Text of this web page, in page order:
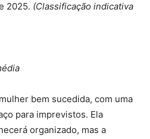
2025. (Classificação indicativa
bem sucedida, com uma
para imprevistos. Ela
organizado, mas a